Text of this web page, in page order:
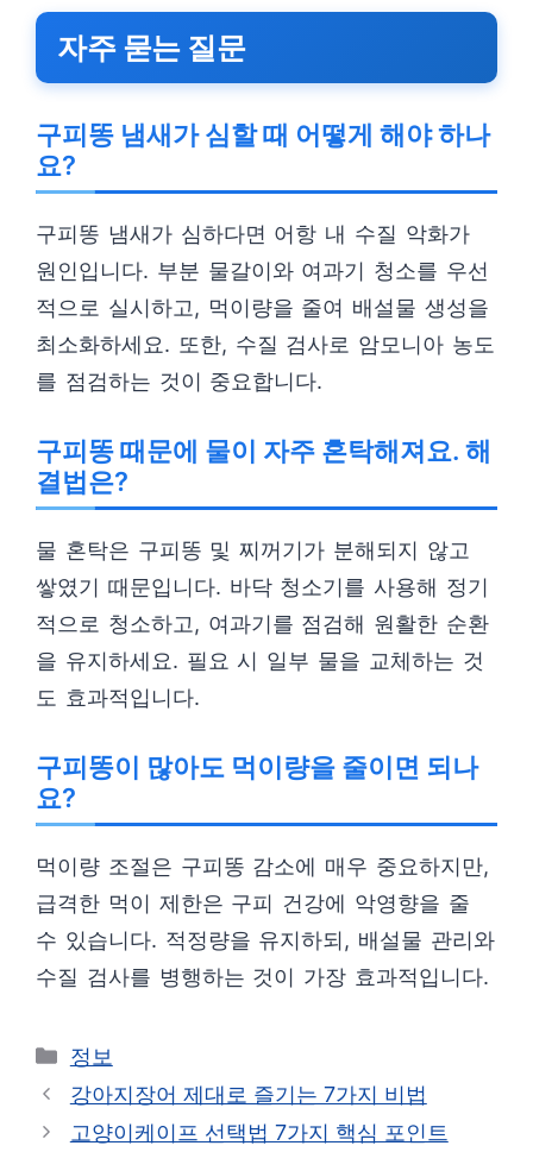
자주 묻는 질문
구피똥 냄새가 심할 때 어떻게 해야 하나
요?
구피똥 냄새가 심하다면 어항 내 수질 악화가
원인입니다. 부분 물갈이와 여과기 청소를 우선
적으로 실시하고, 먹이량을 줄여 배설물 생성을
최소화하세요. 또한, 수질 검사로 암모니아 농도
를 점검하는 것이 중요합니다.
구피똥 때문에 물이 자주 혼탁해져요. 해
결법은?
물 혼탁은 구피똥 및 찌꺼기가 분해되지 않고
쌓였기 때문입니다. 바닥 청소기를 사용해 정기
적으로 청소하고, 여과기를 점검해 원활한 순환
을 유지하세요. 필요 시 일부 물을 교체하는 것
도 효과적입니다.
구피똥이 많아도 먹이량을 줄이면 되나
요?
먹이량 조절은 구피똥 감소에 매우 중요하지만,
급격한 먹이 제한은 구피 건강에 악영향을 줄
수 있습니다. 적정량을 유지하되, 배설물 관리와
수질 검사를 병행하는 것이 가장 효과적입니다.
카
테
정보
강아지장어 제대로 즐기는 7가지 비법
고양이케이프 선택법 7가지 핵심 포인트